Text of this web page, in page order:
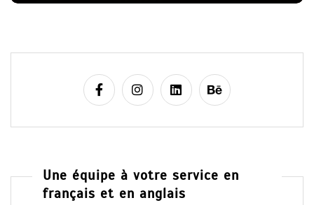
Une équipe à votre service en
français et en anglais